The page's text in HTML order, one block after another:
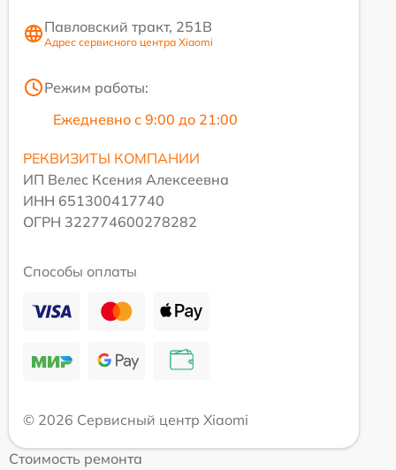
Павловский тракт, 251В
Адрес сервисного центра Xiaomi
Режим работы:
Ежедневно с 9:00 до 21:00
РЕКВИЗИТЫ КОМПАНИИ
ИП Велес Ксения Алексеевна
ИНН 651300417740
ОГРН 322774600278282
Способы оплаты
© 2026 Сервисный центр Xiaomi
Стоимость ремонта